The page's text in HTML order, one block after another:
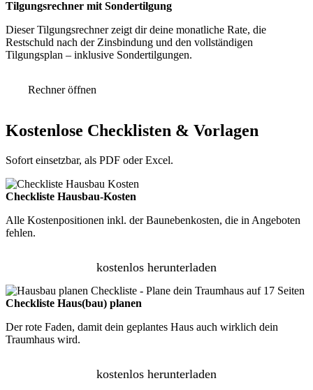
Tilgungsrechner mit Sondertilgung
Dieser Tilgungsrechner zeigt dir deine monatliche Rate, die
Restschuld nach der Zinsbindung und den vollständigen
Tilgungsplan – inklusive Sondertilgungen.
Rechner öffnen
Kostenlose Checklisten & Vorlagen
Sofort einsetzbar, als PDF oder Excel.
Checkliste Hausbau-Kosten
Alle Kostenpositionen inkl. der Baunebenkosten, die in Angeboten
fehlen.
kostenlos herunterladen
Checkliste Haus(bau) planen
Der rote Faden, damit dein geplantes Haus auch wirklich dein
Traumhaus wird.
kostenlos herunterladen